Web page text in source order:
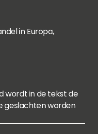
in Europa,
wordt in de tekst de
geslachten worden